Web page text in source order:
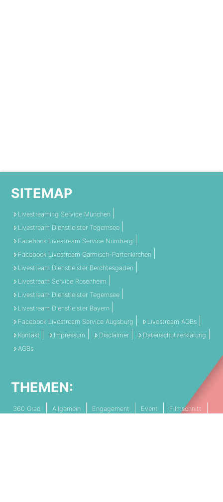
SITEMAP
Livestreaming Service München
Livestream Dienstleister Tegernsee
Facebook Livestream Service Nürnberg
Facebook Livestream Garmisch-Partenkirchen
Livestream Dienstleister Berchtesgaden
Livestream Service Rosenheim
Livestream Dienstleister Tegernsee
Livestream Dienstleister Bayern
Facebook Livestream Service Augsburg
Livestream AGBs
Kontakt
Impressum Disclaimer
Datenschutzerklärung
AGBs
THEMEN:
360 Grad Allgemein Engagement Event
Filmschnitt